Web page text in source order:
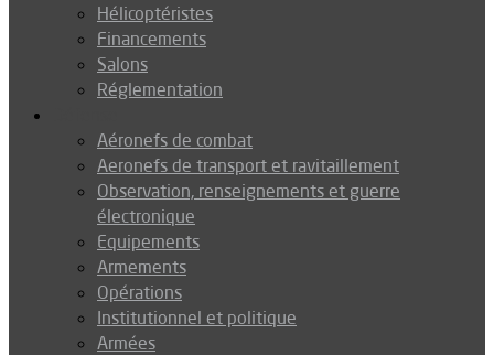
Hélicoptéristes
Financements
Salons
Réglementation
Aéronefs de combat
Aeronefs de transport et ravitaillement
Observation, renseignements et guerre
électronique
Equipements
Armements
Opérations
Institutionnel et politique
Armées